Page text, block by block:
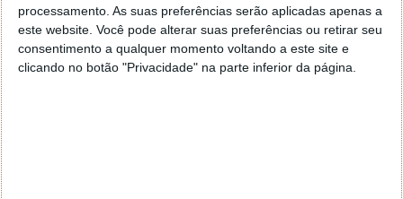
processamento. As suas preferências serão aplicadas apenas a
este website. Você pode alterar suas preferências ou retirar seu
consentimento a qualquer momento voltando a este site e
clicando no botão "Privacidade" na parte inferior da página.
Startup de energia cria estratégia para
aquecer a água das casas de forma